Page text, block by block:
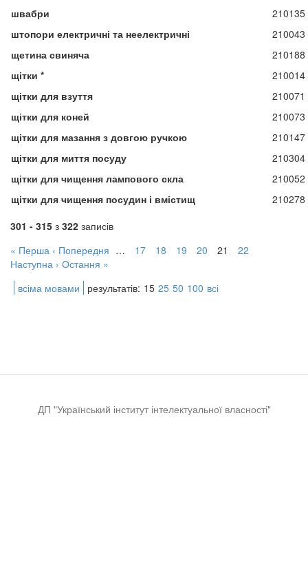
швабри
210135
штопори електричні та неелектричні
210043
щетина свиняча
210188
щітки *
210014
щітки для взуття
210071
щітки для коней
210073
щітки для мазання з довгою ручкою
210147
щітки для миття посуду
210304
щітки для чищення лампового скла
210052
щітки для чищення посудин і вмістищ
210278
301 - 315 з 322 записів
« Перша ‹ Попередня … 17 18 19 20 21
22
Наступна › Остання »
всіма мовами
результатів: 15 25 50 100 всі
ДП "Український інститут інтелектуальної власності"